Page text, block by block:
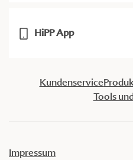
HiPP App
Kundenservice
Tools
Impressum